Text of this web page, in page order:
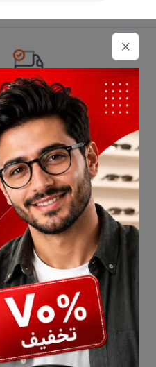
تحویل
اطلاعات تماس
02177116909
info@civiliha.com
ارسال فوری در
درباره فروشگاه
سیویلیها فروشگاه